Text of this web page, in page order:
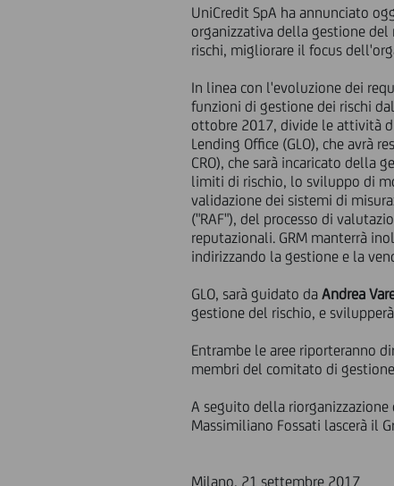
UniCredit SpA ha annunciato
organizzativa della gestione
rischi, migliorare il focus
In linea con l'evoluzione dei
funzioni di gestione dei rischi
ottobre 2017, divide le attività di
Lending Office (GLO), che avrà
CRO), che sarà incaricato della
limiti di rischio, lo sviluppo di
validazione dei sistemi di
("RAF"), del processo di
reputazionali. GRM manterrà
indirizzando la gestione e la
GLO, sarà guidato daAndrea
gestione del rischio, e
Entrambe le aree riporteranno
membri del comitato di
A seguito della riorganizzazione
Massimiliano Fossati lascerà il
Milano, 21 settembre 2017